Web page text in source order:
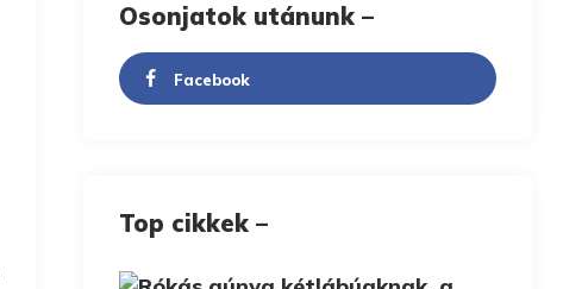
Osonjatok utánunk –
Facebook
Top cikkek –